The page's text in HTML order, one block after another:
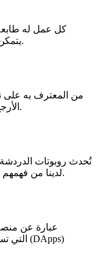
كل عمل له
يتمكن أي شخص من سماع موقع الويب الخاص به.
من المعترف به على
الأرجح أفضل الوسائط للمؤسسات لتعزيز صورتها.
تُحدث روبوتات الدردشة
لدينا من فهمهم العميق وخبراتهم في عملية تطوير الروبوتات.